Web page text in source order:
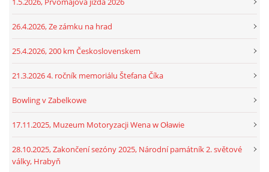
26.4.2026, Ze zámku na hrad
25.4.2026, 200 km Československem
21.3.2026 4. ročník memoriálu Štefana Číka
Bowling v Zabelkowe
17.11.2025, Muzeum Motoryzacji Wena w Oławie
28.10.2025, Zakončení sezóny 2025, Národní památník 2. světové
války, Hrabyň